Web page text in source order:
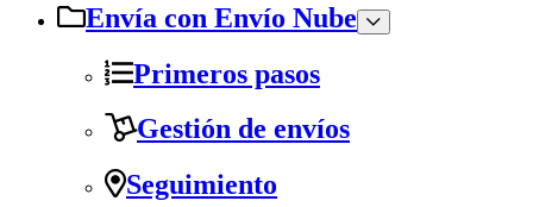
Envía con Envío Nube
Primeros pasos
Gestión de envíos
Seguimiento